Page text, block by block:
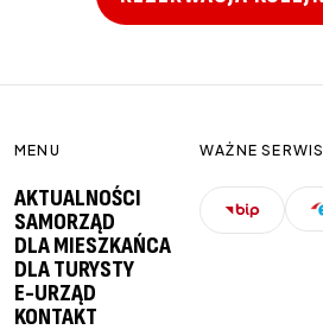
MENU
AKTUALNOŚCI
SAMORZĄD
DLA MIESZKAŃCA
DLA TURYSTY
E-URZĄD
KONTAKT
WAŻNE